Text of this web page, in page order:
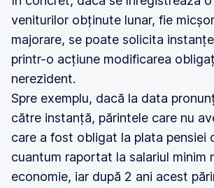
veniturilor obținute lunar, fie
majorare, se poate solicita
printr-o acțiune modificarea
nerezident.
Spre exemplu, dacă la data
către instanță, părintele care nu
care a fost obligat la plata pensiei
cuantum raportat la salariul minim
economie, iar după 2 ani acest